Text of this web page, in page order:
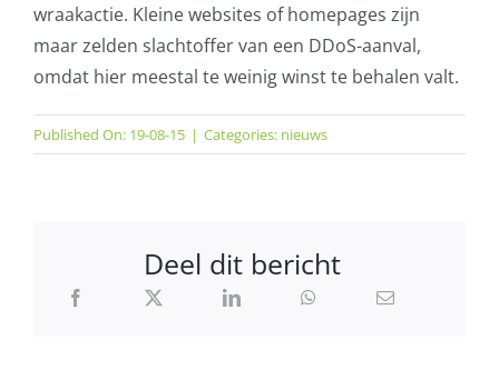
SLA overeenkomsten
Remote Help
WordPress SLA Contract
wraakactie. Kleine websites of homepages zijn
maar zelden slachtoffer van een DDoS-aanval,
omdat hier meestal te weinig winst te behalen valt.
Published On: 19-08-15 | Categories: nieuws
Deel dit bericht